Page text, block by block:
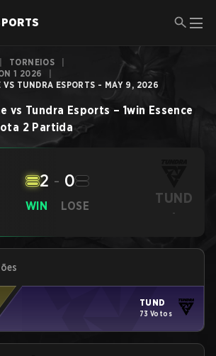
TORNEIOS
1 2026
VS TUNDRA ESPORTS - MAY 9, 2026
vs Tundra Esports – 1win Essence
2 Partida
WIN
2 - 0
LOSE TUND
-
TUND
73 Votos